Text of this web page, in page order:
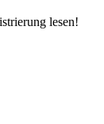
lesen!